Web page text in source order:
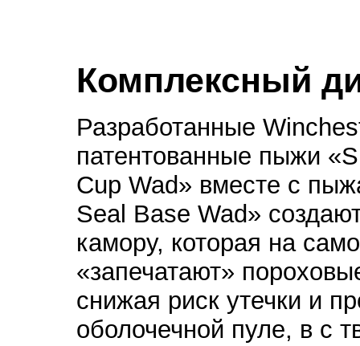
Комплексный
Разработанные
патентованные пыжи
Cup Wad» вместе с
Seal Base Wad»
камору, которая на
«запечатают»
снижая риск утечки и
оболочечной пуле, в с